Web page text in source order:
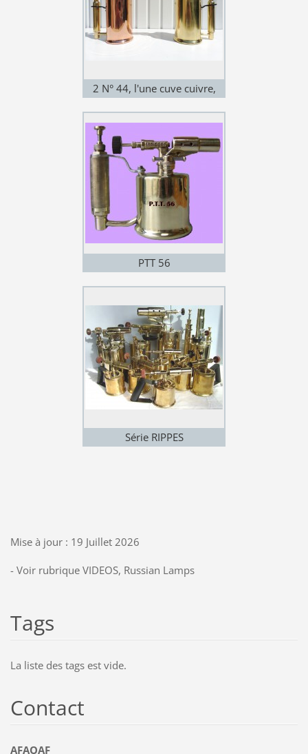
2 N° 44, l'une cuve cuivre,
PTT 56
Série RIPPES
Mise à jour : 19 Juillet 2026
- Voir rubrique VIDEOS, Russian Lamps
Tags
La liste des tags est vide.
Contact
AFAOAF